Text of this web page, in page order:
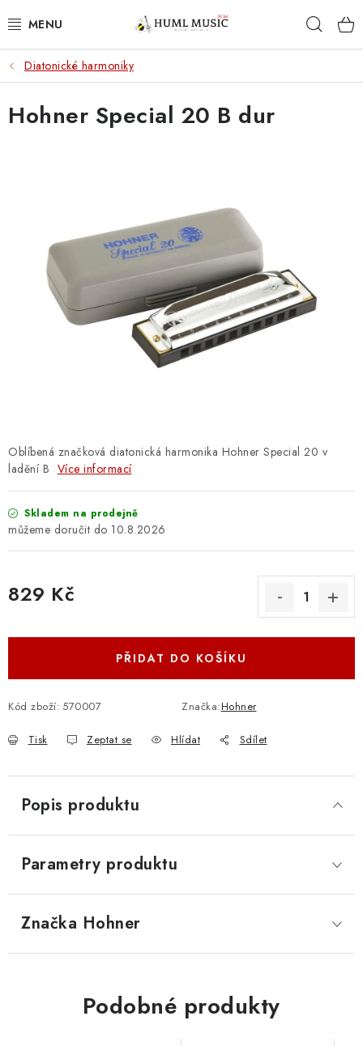
na
KYTARY
UKULELE
KYTAROVÉ PŘÍSLUŠENSTVÍ
OSTATNÍ STRUNNÉ NÁSTROJE
KONTAKTY
O E-SHOPU
OBCHODNÍ PODMÍNKY
O E-SHOPU
BLOG
ZÁSADY ZPRACOVÁNÍ OSOBNÍCH ÚDAJŮ
Diatonické harmoniky
Oblíbená značková diatonická harmonika Hohner Special 20 v
ladění B Více informací
Skladem na prodejně
10.8.2026
829 Kč
PŘIDAT DO KOŠÍKU
Kód zboží: 570007 Značka:Hohner
Tisk Zeptat se Hlídat Sdílet
Hohner Special 20 B dur
Popis produktu
Parametry produktu
Značka Hohner
Podobné produkty